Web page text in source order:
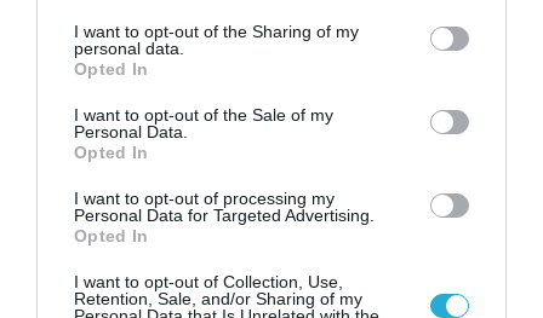
not limited to your visit or usage behaviour. You may click to
grant or deny consent to Google and its third-party tags to
use your data for below specified purposes in below Google
consent section.
I want to opt-out of the Sharing of my
personal data.
Opted In
I want to opt-out of the Sale of my
Personal Data.
Opted In
I want to opt-out of processing my
Personal Data for Targeted Advertising.
Opted In
I want to opt-out of Collection, Use,
Retention, Sale, and/or Sharing of my
ΡΟΗ ΕΙΔΗΣΕΩΝ
Το χρηματοδοτούμενο
από την ΕΕ έργο “The
Gaming Police”
των παιδιών στο
διαδίκτυο
ΑΑΔΕ: Διευκρινίσεις
παραβάσεις που
αφορούν τους ΦΗΜ